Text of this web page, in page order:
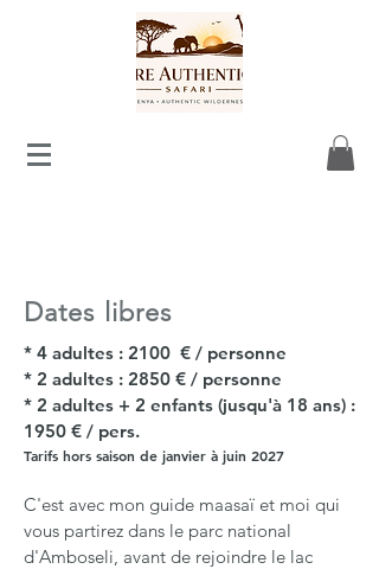
Dates libres
* 4 adultes : 2100 € / personne
* 2 adultes : 2850 € / personne
* 2 adultes + 2 enfants (jusqu'à 18 ans) :
1950 € / pers.
Tarifs hors saison de janvier à juin 2027
C'est avec mon guide maasaï et moi qui
vous partirez dans le parc national
d'Amboseli, avant de rejoindre le lac